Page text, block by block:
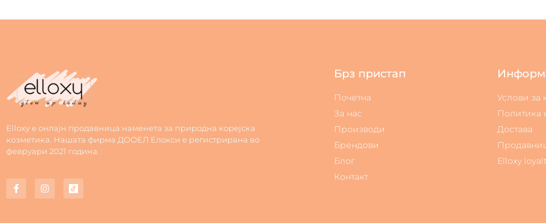
Elloxy е онлајн продавница наменета за природна корејска
козметика. Нашата фирма ДООЕЛ Елокси е регистрирана во
февруари 2021 година.
Брз пристап
Почетна
За нас
Производи
Брендови
Блог
Контакт
Услови за
Политика
Достава
Elloxy